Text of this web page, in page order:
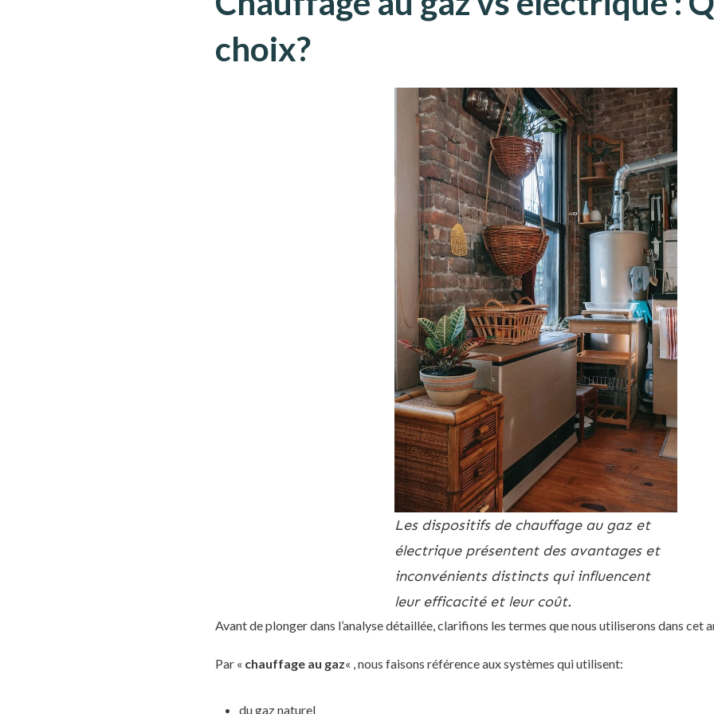
choix?
Les dispositifs de chauffage au gaz et
électrique présentent des avantages et
inconvénients distincts qui influencent
leur efficacité et leur coût.
Avant de plonger dans l’analyse détaillée, clarifions les termes que nous utiliserons dans cet
Par « chauffage au gaz« , nous faisons référence aux systèmes qui utilisent:
du gaz naturel